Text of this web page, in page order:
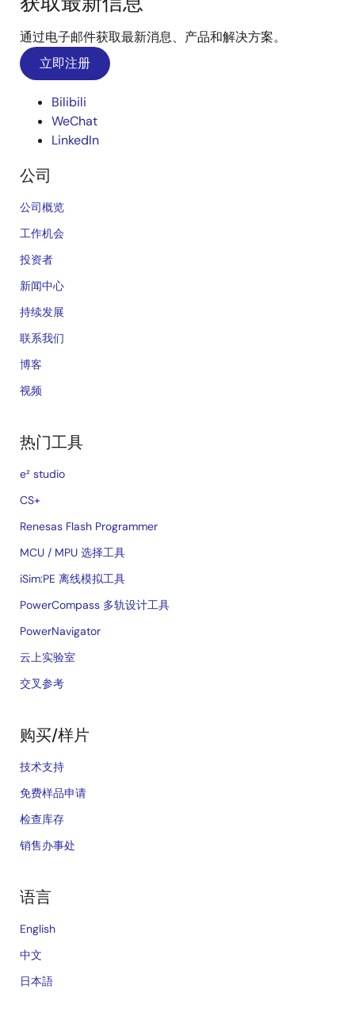
通过电子邮件获取最新消息、产品和解决方案。
立即注册
Bilibili
WeChat
LinkedIn
公司
公司概览
工作机会
投资者
新闻中心
持续发展
联系我们
博客
视频
热门工具
e² studio
CS+
Renesas Flash Programmer
MCU / MPU 选择工具
iSim:PE 离线模拟工具
PowerCompass 多轨设计工具
PowerNavigator
云上实验室
交叉参考
购买/样片
技术支持
免费样品申请
检查库存
销售办事处
语言
English
中文
日本語